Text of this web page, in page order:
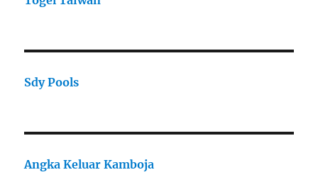
Sdy Pools
Angka Keluar Kamboja